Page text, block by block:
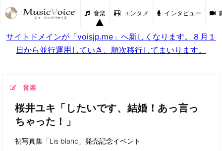
音楽 エンタメ インタビュー
サイトドメインが「voisjp.me」へ新しくなります。８月１
日から並行運用していき、順次移行してまいります。
音楽
桜井ユキ「したいです、結婚！あっ言っ
ちゃった！」
初写真集「Lis blanc」発売記念イベント